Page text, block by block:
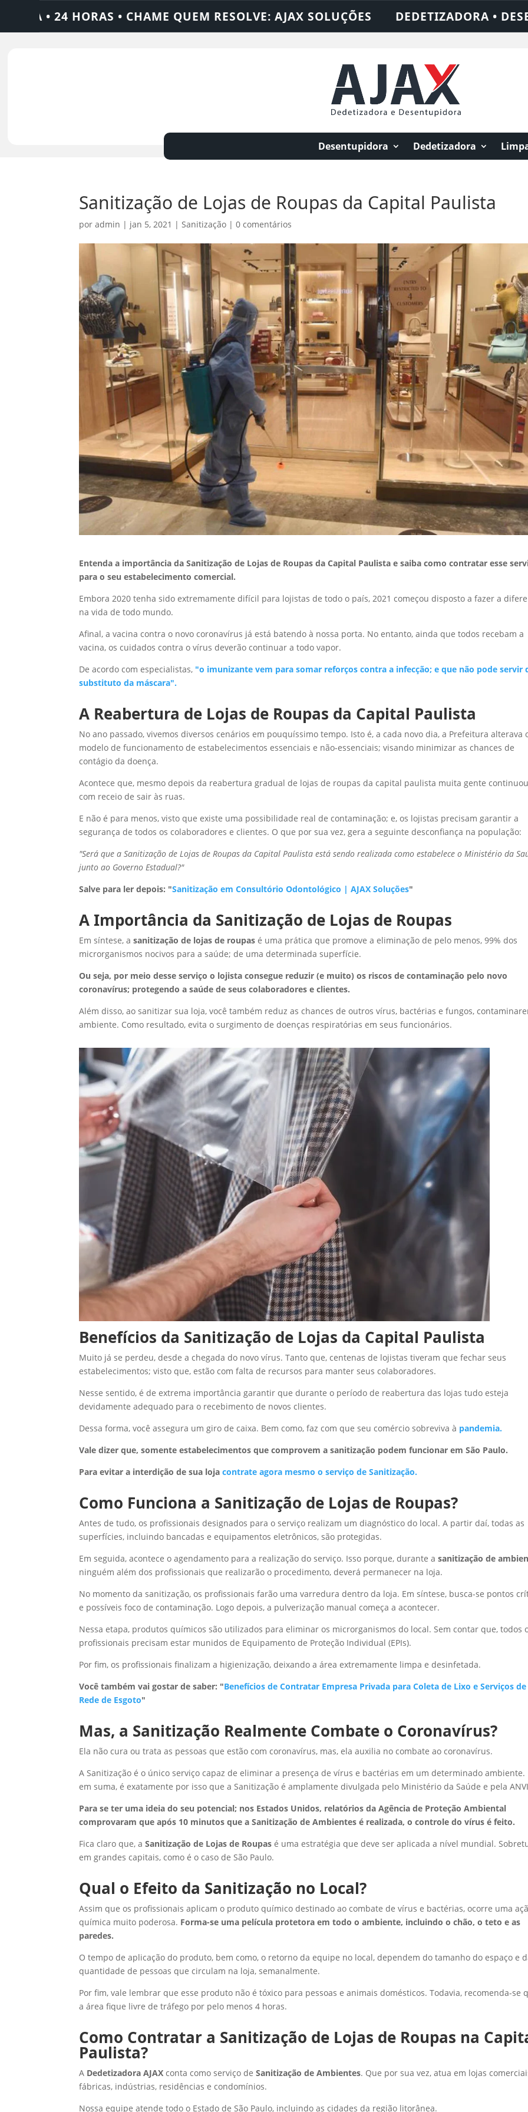
• CHAME QUEM RESOLVE: AJAX SOLUÇÕES DEDETIZADORA •
Desentupidora Dedetizadora
Sanitização de Lojas de Roupas da Capital Paulista
poradmin | jan 5, 2021 | Sanitização |0 comentários
Entenda a importância da Sanitização de Lojas de Roupas da Capital Paulista e saiba como contratar esse
para o seu estabelecimento comercial.
Embora 2020 tenha sido extremamente difícil para lojistas de todo o país, 2021 começou disposto a fazer a
na vida de todo mundo.
Afinal, a vacina contra o novo coronavírus já está batendo à nossa porta. No entanto, ainda que todos recebam a
vacina, os cuidados contra o vírus deverão continuar a todo vapor.
De acordo com especialistas, "o imunizante vem para somar reforços contra a infecção; e que não pode servir
substituto da máscara".
A Reabertura de Lojas de Roupas da Capital Paulista
No ano passado, vivemos diversos cenários em pouquíssimo tempo. Isto é, a cada novo dia, a Prefeitura alterava
modelo de funcionamento de estabelecimentos essenciais e não-essenciais; visando minimizar as chances de
contágio da doença.
Acontece que, mesmo depois da reabertura gradual de lojas de roupas da capital paulista muita gente
com receio de sair às ruas.
E não é para menos, visto que existe uma possibilidade real de contaminação; e, os lojistas precisam garantir a
segurança de todos os colaboradores e clientes. O que por sua vez, gera a seguinte desconfiança na população:
"Será que a Sanitização de Lojas de Roupas da Capital Paulista está sendo realizada como estabelece o Ministério da
junto ao Governo Estadual?"
Salve para ler depois: "Sanitização em Consultório Odontológico | AJAX Soluções"
A Importância da Sanitização de Lojas de Roupas
Em síntese, asanitização de lojas de roupas é uma prática que promove a eliminação de pelo menos, 99% dos
microrganismos nocivos para a saúde; de uma determinada superfície.
Ou seja, por meio desse serviço o lojista consegue reduzir (e muito) os riscos de contaminação pelo novo
coronavírus; protegendo a saúde de seus colaboradores e clientes.
Além disso, ao sanitizar sua loja, você também reduz as chances de outros vírus, bactérias e fungos,
ambiente. Como resultado, evita o surgimento de doenças respiratórias em seus funcionários.
Benefícios da Sanitização de Lojas da Capital Paulista
Muito já se perdeu, desde a chegada do novo vírus. Tanto que, centenas de lojistas tiveram que fechar seus
estabelecimentos; visto que, estão com falta de recursos para manter seus colaboradores.
Nesse sentido, é de extrema importância garantir que durante o período de reabertura das lojas tudo esteja
devidamente adequado para o recebimento de novos clientes.
Dessa forma, você assegura um giro de caixa. Bem como, faz com que seu comércio sobreviva à pandemia.
Vale dizer que, somente estabelecimentos que comprovem a sanitização podem funcionar em São Paulo.
Para evitar a interdição de sua lojacontrate agora mesmo o serviço de Sanitização.
Como Funciona a Sanitização de Lojas de Roupas?
Antes de tudo, os profissionais designados para o serviço realizam um diagnóstico do local. A partir daí, todas as
superfícies, incluindo bancadas e equipamentos eletrônicos, são protegidas.
Em seguida, acontece o agendamento para a realização do serviço. Isso porque, durante asanitização de
ninguém além dos profissionais que realizarão o procedimento, deverá permanecer na loja.
No momento da sanitização, os profissionais farão uma varredura dentro da loja. Em síntese, busca-se pontos
e possíveis foco de contaminação. Logo depois, a pulverização manual começa a acontecer.
Nessa etapa, produtos químicos são utilizados para eliminar os microrganismos do local. Sem contar que, todos
profissionais precisam estar munidos de Equipamento de Proteção Individual (EPIs).
Por fim, os profissionais finalizam a higienização, deixando a área extremamente limpa e desinfetada.
Você também vai gostar de saber: "Benefícios de Contratar Empresa Privada para Coleta de Lixo e Serviços de
Rede de Esgoto"
Mas, a Sanitização Realmente Combate o Coronavírus?
Ela não cura ou trata as pessoas que estão com coronavírus, mas, ela auxilia no combate ao coronavírus.
A Sanitização é o único serviço capaz de eliminar a presença de vírus e bactérias em um determinado ambiente.
em suma, é exatamente por isso que a Sanitização é amplamente divulgada pelo Ministério da Saúde e pela
Para se ter uma ideia do seu potencial; nos Estados Unidos, relatórios da Agência de Proteção Ambiental
comprovaram que após 10 minutos que a Sanitização de Ambientes é realizada, o controle do vírus é feito.
Fica claro que, aSanitização de Lojas de Roupas é uma estratégia que deve ser aplicada a nível mundial.
em grandes capitais, como é o caso de São Paulo.
Qual o Efeito da Sanitização no Local?
Assim que os profissionais aplicam o produto químico destinado ao combate de vírus e bactérias, ocorre uma
química muito poderosa. Forma-se uma película protetora em todo o ambiente, incluindo o chão, o teto e as
paredes.
O tempo de aplicação do produto, bem como, o retorno da equipe no local, dependem do tamanho do espaço e
quantidade de pessoas que circulam na loja, semanalmente.
Por fim, vale lembrar que esse produto não é tóxico para pessoas e animais domésticos. Todavia, recomenda-se
a área fique livre de tráfego por pelo menos 4 horas.
Como Contratar a Sanitização de Lojas de Roupas na
Paulista?
A Dedetizadora AJAX conta como serviço deSanitização de Ambientes. Que por sua vez, atua em lojas
fábricas, indústrias, residências e condomínios.
Nossa equipe atende todo o Estado de São Paulo, incluindo as cidades da região litorânea.